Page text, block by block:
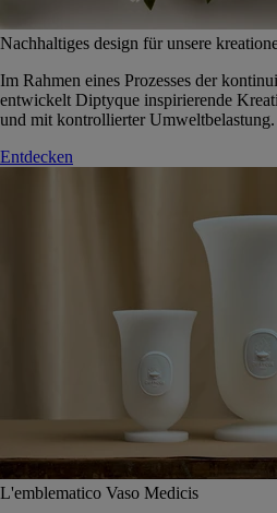
Nachhaltiges design für unsere
Im Rahmen eines Prozesses der
entwickelt Diptyque inspirierende
und mit kontrollierter Umweltbelastung.
Entdecken
L'emblematico Vaso Medicis